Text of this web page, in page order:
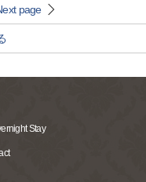
page
Stay